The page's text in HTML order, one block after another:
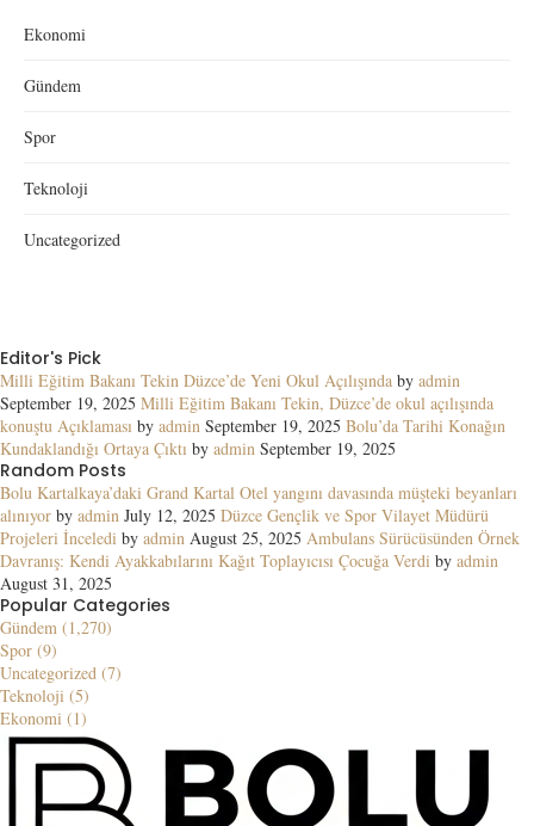
Ekonomi
Gündem
Spor
Teknoloji
Uncategorized
Editor's Pick
Milli Eğitim Bakanı Tekin Düzce’de Yeni Okul Açılışında by admin
September 19, 2025 Milli Eğitim Bakanı Tekin, Düzce’de okul açılışında
konuştu Açıklaması by admin September 19, 2025 Bolu’da Tarihi Konağın
Kundaklandığı Ortaya Çıktı by admin September 19, 2025
Random Posts
Bolu Kartalkaya’daki Grand Kartal Otel yangını davasında müşteki beyanları
alınıyor by admin July 12, 2025 Düzce Gençlik ve Spor Vilayet Müdürü
Projeleri İnceledi by admin August 25, 2025 Ambulans Sürücüsünden Örnek
Davranış: Kendi Ayakkabılarını Kağıt Toplayıcısı Çocuğa Verdi by admin
August 31, 2025
Popular Categories
Gündem (1,270)
Spor (9)
Uncategorized (7)
Teknoloji (5)
Ekonomi (1)